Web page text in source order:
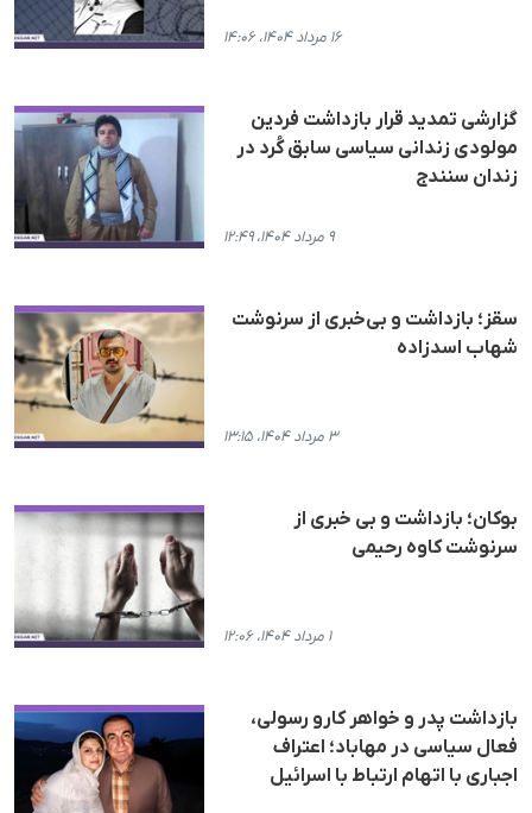
۱۶ مرداد ۱۴۰۴، ۱۴:۰۶
گزارشی تمدید قرار بازداشت فردین
مولودی زندانی سیاسی سابق کُرد در
زندان سنندج
۹ مرداد ۱۴۰۴، ۱۲:۴۹
سقز؛ بازداشت و بی‌خبری از سرنوشت
شهاب اسدزاده
۳ مرداد ۱۴۰۴، ۱۳:۱۵
بوکان؛ بازداشت و بی خبری از
سرنوشت کاوە رحیمی
۱ مرداد ۱۴۰۴، ۱۲:۰۶
بازداشت پدر و خواهر کارو رسولی،
فعال سیاسی در مهاباد؛ اعتراف
اجباری با اتهام ارتباط با اسرائیل